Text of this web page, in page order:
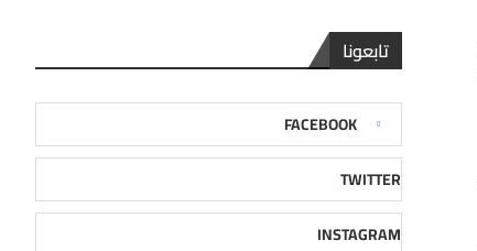
تابعونا
FACEBOOK
TWITTER
INSTAGRAM